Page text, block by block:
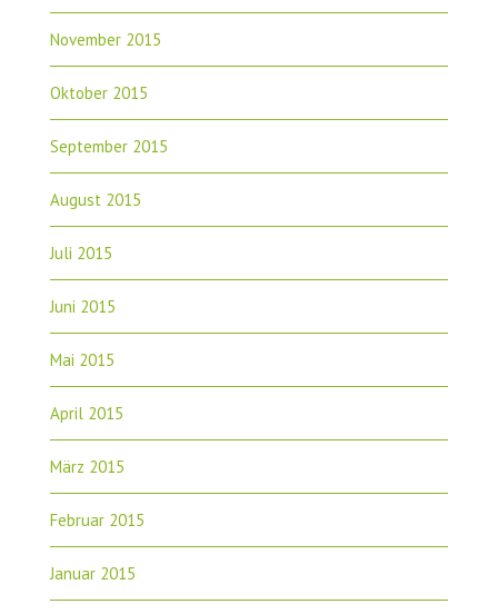
November 2015
Oktober 2015
September 2015
August 2015
Juli 2015
Juni 2015
Mai 2015
April 2015
März 2015
Februar 2015
Januar 2015